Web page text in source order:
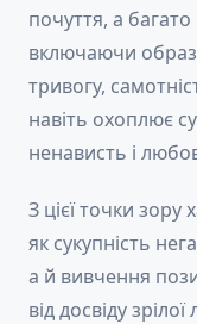
почуття, а
включаючи
тривогу,
навіть охоплює
ненависть і
З цієї точки
як сукупність
а й вивчення
від досвіду